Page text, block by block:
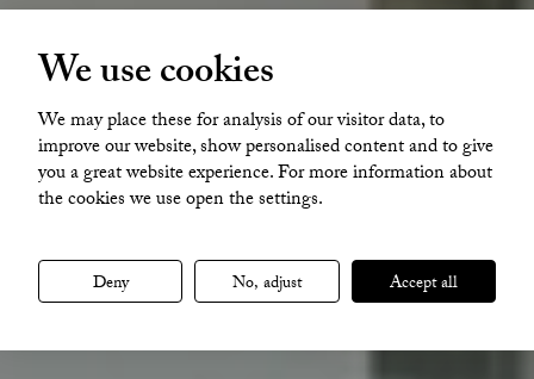
Centrala Årjäng
Backmansvägen 7A
We use cookies
We may place these for analysis of our visitor data, to
improve our website, show personalised content and to give
you a great website experience. For more information about
the cookies we use open the settings.
Deny No, adjust Accept all